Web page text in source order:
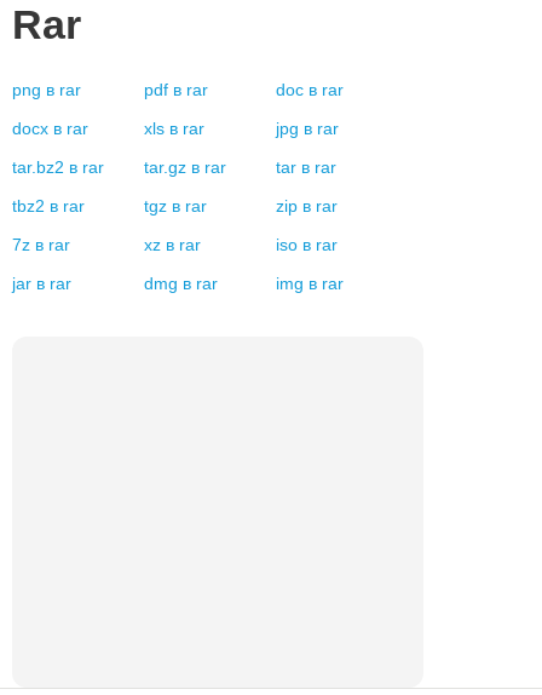
Rar
png в rar pdf в rar doc в rar
docx в rar xls в rar jpg в rar
tar.bz2 в rar tar.gz в rar tar в rar
tbz2 в rar tgz в rar zip в rar
7z в rar xz в rar iso в rar
jar в rar dmg в rar img в rar